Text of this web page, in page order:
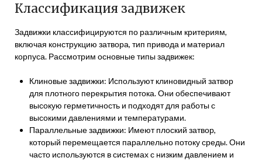
Классификация задвижек
Задвижки классифицируются по различным критериям,
включая конструкцию затвора, тип привода и материал
корпуса. Рассмотрим основные типы задвижек:
Клиновые задвижки: Используют клиновидный затвор
для плотного перекрытия потока. Они обеспечивают
высокую герметичность и подходят для работы с
высокими давлениями и температурами.
Параллельные задвижки: Имеют плоский затвор,
который перемещается параллельно потоку среды. Они
часто используются в системах с низким давлением и